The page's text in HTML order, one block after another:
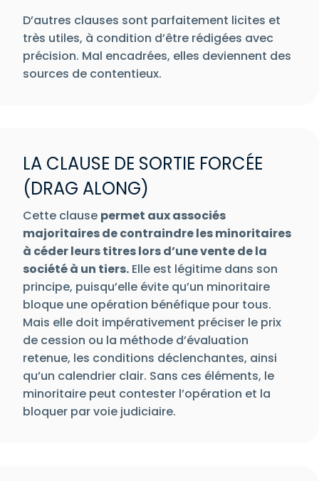
D’autres clauses sont parfaitement licites et
très utiles, à condition d’être rédigées avec
précision. Mal encadrées, elles deviennent des
sources de contentieux.
LA CLAUSE DE SORTIE FORCÉE
(DRAG ALONG)
Cette clause permet aux associés
majoritaires de contraindre les minoritaires
à céder leurs titres lors d’une vente de la
société à un tiers. Elle est légitime dans son
principe, puisqu’elle évite qu’un minoritaire
bloque une opération bénéfique pour tous.
Mais elle doit impérativement préciser le prix
de cession ou la méthode d’évaluation
retenue, les conditions déclenchantes, ainsi
qu’un calendrier clair. Sans ces éléments, le
minoritaire peut contester l’opération et la
bloquer par voie judiciaire.